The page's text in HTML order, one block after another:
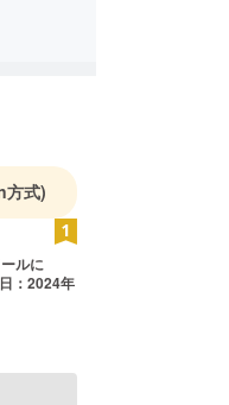
式)
ルに
：2024年